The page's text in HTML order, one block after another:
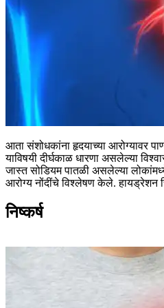
आता संशोधकांना हृदयाच्या आरोग्यावर
याविषयी दीर्घकाळ धारणा असलेल्या
जास्त सोडियम पातळी असलेल्या
आरोग्य नोंदींचे विश्लेषण केले. हायड्रेशन
निष्कर्ष